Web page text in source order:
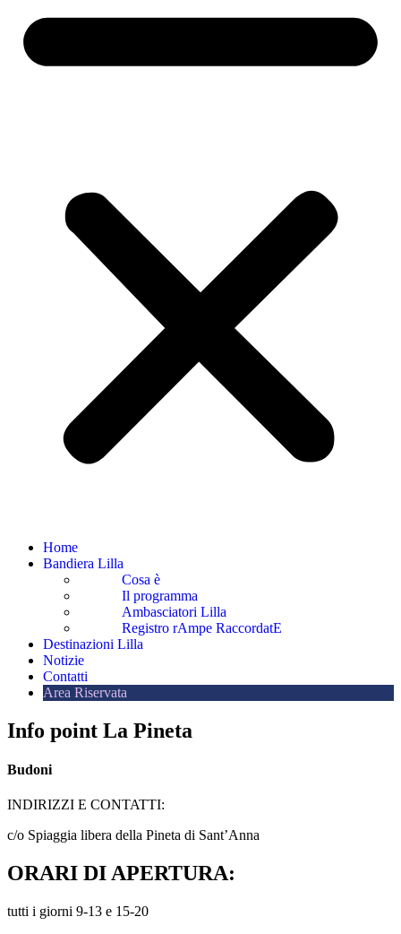
Home
Bandiera Lilla
Cosa è
Il programma
Ambasciatori Lilla
Registro rAmpe RaccordatE
Destinazioni Lilla
Notizie
Contatti
Area Riservata
Info point La Pineta
Budoni
INDIRIZZI E CONTATTI:​
c/o Spiaggia libera della Pineta di Sant’Anna
ORARI DI APERTURA:
tutti i giorni 9-13 e 15-20